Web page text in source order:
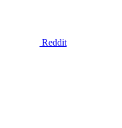
Reddit